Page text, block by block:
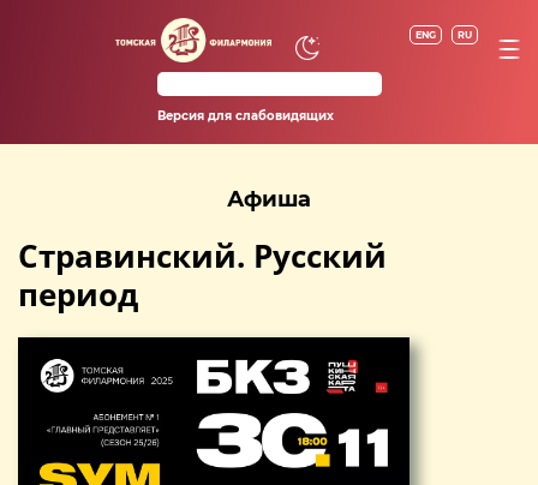
ENG RU
Версия для слабовидящих
Афиша
Стравинский. Русский
период